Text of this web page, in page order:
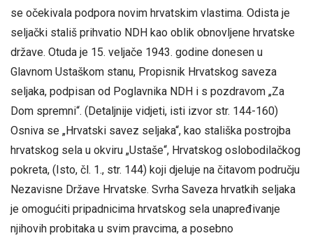
se očekivala podpora novim hrvatskim vlastima. Odista je
seljački stališ prihvatio NDH kao oblik obnovljene hrvatske
države. Otuda je 15. veljače 1943. godine donesen u
Glavnom Ustaškom stanu, Propisnik Hrvatskog saveza
seljaka, podpisan od Poglavnika NDH i s pozdravom „Za
Dom spremni“. (Detaljnije vidjeti, isti izvor str. 144-160)
Osniva se „Hrvatski savez seljaka“, kao stališka postrojba
hrvatskog sela u okviru „Ustaše“, Hrvatskog oslobodilačkog
pokreta, (Isto, čl. 1., str. 144) koji djeluje na čitavom području
Nezavisne Države Hrvatske. Svrha Saveza hrvatkih seljaka
je omogućiti pripadnicima hrvatskog sela unapređivanje
njihovih probitaka u svim pravcima, a posebno